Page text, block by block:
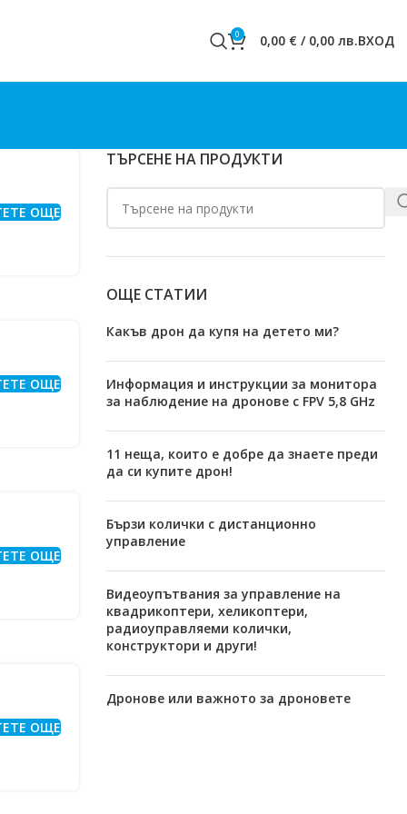
0 0,00 € / 0,00 лв.ВХОД
ОЩЕ
ОЩЕ
ОЩЕ
ОЩЕ
ТЪРСЕНЕ НА ПРОДУКТИ
ОЩЕ СТАТИИ
Какъв дрон да купя на детето ми?
Информация и инструкции за монитора
за наблюдение на дронове с FPV 5,8 GHz
11 неща, които е добре да знаете преди
да си купите дрон!
Бързи колички с дистанционно
управление
Видеоупътвания за управление на
квадрикоптери, хеликоптери,
радиоуправляеми колички,
конструктори и други!
Дронове или важното за дроновете